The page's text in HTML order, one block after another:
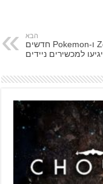
הבא
משחקי Zelda ו-Pokemon חדשים
יגיעו למכשירים ניידים